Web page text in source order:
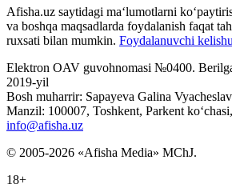
Afisha.uz saytidagi ma‘lumotlarni
va boshqa maqsadlarda foydalanish faqat
ruxsati bilan mumkin. Foydalanuvchi
Elektron OAV guvohnomasi №0400.
2019-yil
Bosh muharrir: Sapayeva Galina
Manzil: 100007, Toshkent, Parkent
info@afisha.uz
© 2005-2026 «Afisha Media» MChJ.
18+